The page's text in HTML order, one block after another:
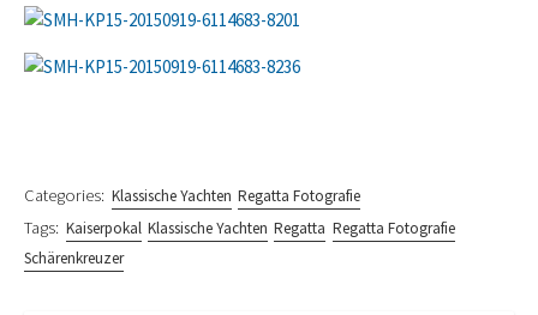
Categories: Klassische Yachten Regatta Fotografie
Tags: Kaiserpokal Klassische Yachten Regatta Regatta Fotografie
Schärenkreuzer